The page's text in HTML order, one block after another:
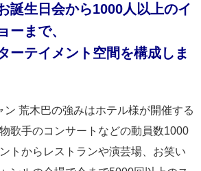
誕生日会から1000人以上のイ
ーまで、
ーテイメント空間を構成しま
ン 荒木巴の強みはホテル様が開催する
歌手のコンサートなどの動員数1000
トからレストランや演芸場、お笑い